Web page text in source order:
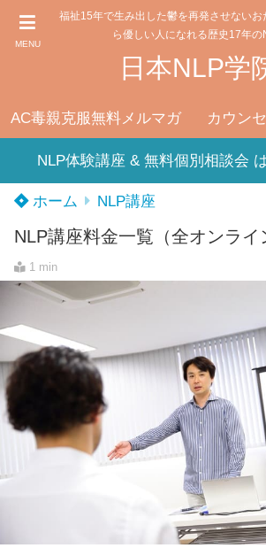
MENU
福祉15年で生み出した鬱を再発させないお
ら優しい人になれる歴史17年の
日本NLP学
AC毒親克服無料メルマガ カウン
NLP体験講座 & 無料個別相談会
ホーム NLP講座
NLP講座料金一覧（全オンライ
1 min